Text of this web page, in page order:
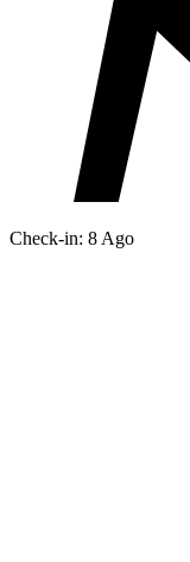
Check-in: 8 Ago